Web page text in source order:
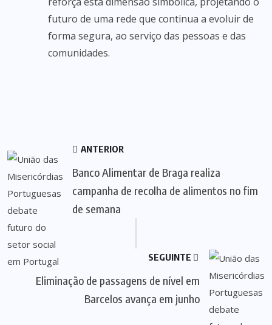
futuro de uma rede que continua a evoluir de
forma segura, ao serviço das pessoas e das
comunidades.
ANTERIOR
Banco Alimentar de Braga realiza
campanha de recolha de alimentos no fim
de semana
SEGUINTE
Eliminação de passagens de nível em
Barcelos avança em junho